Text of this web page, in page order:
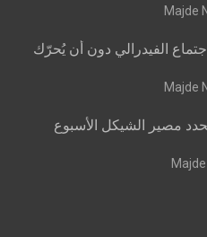
Majde
الفيدرالي دون أن يُحرّك
Majde
مصير الشيكل الأسبوع